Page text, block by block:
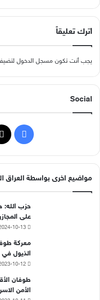
اترك تعليقاً
يجب أنت تكون مسجل الدخول
Social
ي
س
ب
و
ك
مواضيع اخرى بواسطة العراق
حزب الله:
على
10-13
معركة
الذيول في
10-12
طوفان
الأمن